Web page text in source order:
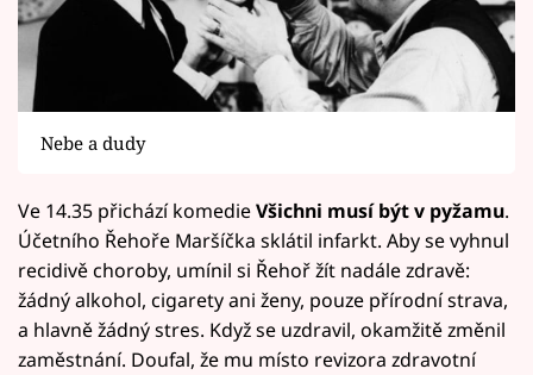
Nebe a dudy
Ve 14.35 přichází komedieVšichni musí být v pyžamu.
Účetního Řehoře Maršíčka sklátil infarkt. Aby se vyhnul
recidivě choroby, umínil si Řehoř žít nadále zdravě:
žádný alkohol, cigarety ani ženy, pouze přírodní strava,
a hlavně žádný stres. Když se uzdravil, okamžitě změnil
zaměstnání. Doufal, že mu místo revizora zdravotní